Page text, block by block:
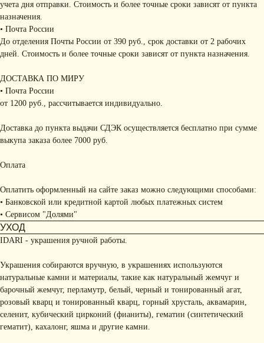
учета дня отправки. Стоимость и более точные сроки зависят от пункта
назначения.
• Почта России
До отделения Почты России от 390 руб., срок доставки от 2 рабочих
дней. Стоимость и более точные сроки зависят от пункта назначения.
ДОСТАВКА ПО МИРУ
• Почта России
от 1200 руб., рассчитывается индивидуально.
Доставка до пункта выдачи СДЭК осуществляется бесплатно при сумме
выкупа заказа более 7000 руб.
Оплата
Оплатить оформленный на сайте заказ можно следующими способами:
• Банковской или кредитной картой любых платежных систем
• Сервисом "Долями"
УХОД
IDARI - украшения ручной работы.
Украшения собираются вручную, в украшениях используются
натуральные камни и материалы, такие как натуральный жемчуг и
барочный жемчуг, перламутр, белый, черный и тонированный агат,
розовый кварц и тонированный кварц, горный хрусталь, аквамарин,
селенит, кубический цирконий (фианиты), гематин (синтетический
гематит), кахалонг, яшма и другие камни.